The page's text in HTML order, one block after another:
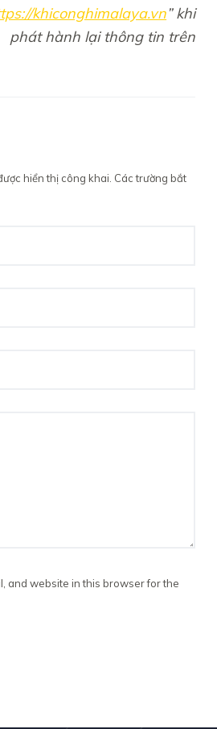
khiconghimalaya.vn” khi
phát hành lại thông tin trên
hiển thị công khai. Các trường bắt
and website in this browser for the